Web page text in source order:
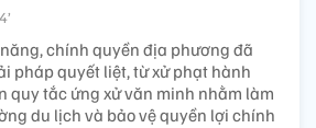
chính quyền địa phương đã
pháp quyết liệt, từ xử phạt hành
quy tắc ứng xử văn minh nhằm làm
du lịch và bảo vệ quyền lợi chính